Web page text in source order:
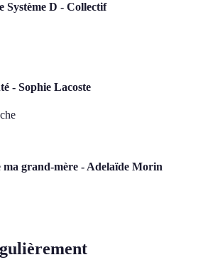
Système D - Collectif
- Sophie Lacoste
ma grand-mère - Adelaïde Morin